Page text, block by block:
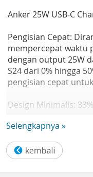
Anker 25W USB-C
Pengisian Cepat:
mempercepat waktu
dengan output 25W
S24 dari 0% hingga
pengisian cepat
Design Minimalis:
mudah.
Kompatibilitas
menggunakan satu
mulai dari ponsel
Selengkapnya »